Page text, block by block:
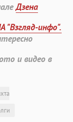
Дзена
"Взгляд-инфо".
и видео в